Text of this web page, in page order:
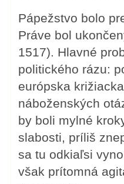
Pápežstvo bolo
Práve bol
1517). Hlavné
politického rázu:
európska
náboženských
by boli mylné
slabosti, príliš
sa tu odkiaľsi
však prítomná